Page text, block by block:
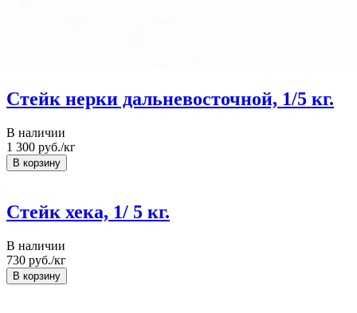
Стейк нерки дальневосточной, 1/5 кг.
В наличии
1 300 руб./кг
Стейк хека, 1/ 5 кг.
В наличии
730 руб./кг